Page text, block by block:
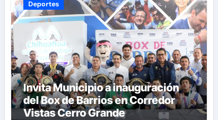
Deportes
Invita Municipio a inauguración
del Box de Barrios en Corredor
Vistas Cerro Grande